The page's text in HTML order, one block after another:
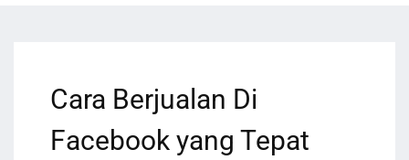
Cara Berjualan Di
Facebook yang Tepat